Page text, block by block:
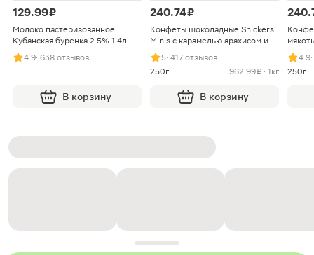
129.99 ₽
Молоко пастеризованное
Кубанская буренка 2.5% 1.4л
4.9· 638 отзывов
В корзину
240.74 ₽
Конфеты шоколадные Snickers
Minis с карамелью арахисом и
нугой
5· 417 отзывов
250г
962.99 ₽ · 1кг
В корзину
4.9
250г